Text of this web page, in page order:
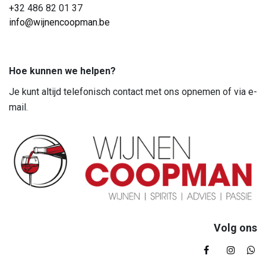
+32 486 82 01 37
info@wijnencoopman.be
Hoe kunnen we helpen?
Je kunt altijd telefonisch contact met ons opnemen of via e-
mail.
Volg ons